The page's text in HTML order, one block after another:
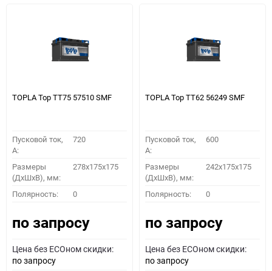
ПОДОБРАТЬ
Как определить полярность?
0 - обратная 1 - прямая 3 - обратная 4 - прямая
TOPLA Top TT75 57510 SMF
Пусковой ток,
A:
720
Размеры
(ДхШхВ), мм:
278x175x175
Полярность: 0
по запросу
Цена без ECOном скидки:
по запросу
TOPLA Top TT62 56249 SMF
Пусковой ток,
A:
600
Размеры
(ДхШхВ), мм:
242x175x175
Полярность: 0
по запросу
Цена без ECOном скидки:
по запросу